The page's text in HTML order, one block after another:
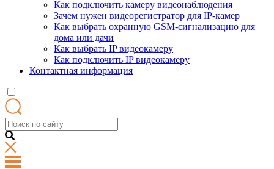
Как подключить камеру видеонаблюдения
Зачем нужен видеорегистратор для IP-камер
Как выбрать охранную GSM-сигнализацию для
дома или дачи
Как выбрать IP видеокамеру
Как подключить IP видеокамеру
Контактная информация